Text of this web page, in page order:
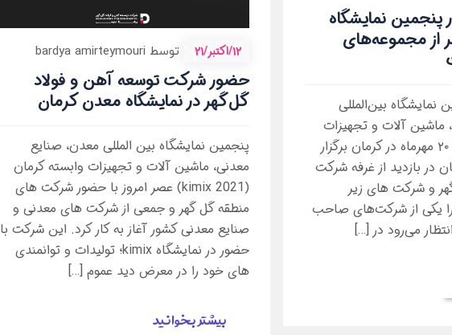
پنجمین نمایشگاه
مجموعه‌های
نمایشگاه بین‌المللی
ماشین آلات و تجهیزات
وابسته که از امروز تا ۲۰ مهرماه در کرمان برگزار
در بازدید از غرفه شرکت
و شرکت های زیر
یکی از شرکت‌های صاحب
می‌رود در […]
12/اکتبر/21 توسط bardya amirteymouri
حضور شرکت توسعه آهن و فولاد
گل‌گهر در نمایشگاه معدن کرمان
پنجمین نمایشگاه بین المللی معدن، صنایع
معدنی، ماشین آلات و تجهیزات وابسته کرمان
(kimix 2021) عصر امروز با حضور شرکت های
منطقه گل گهر و جمعی از شرکت های معدنی و
صنایع معدنی کشور آغاز به کار کرد. این شرکت با
حضور در نمایشگاه kimix؛ تولیدات و توانمندی
های خود را در معرض دید عموم […]
بیشتر بخوانید